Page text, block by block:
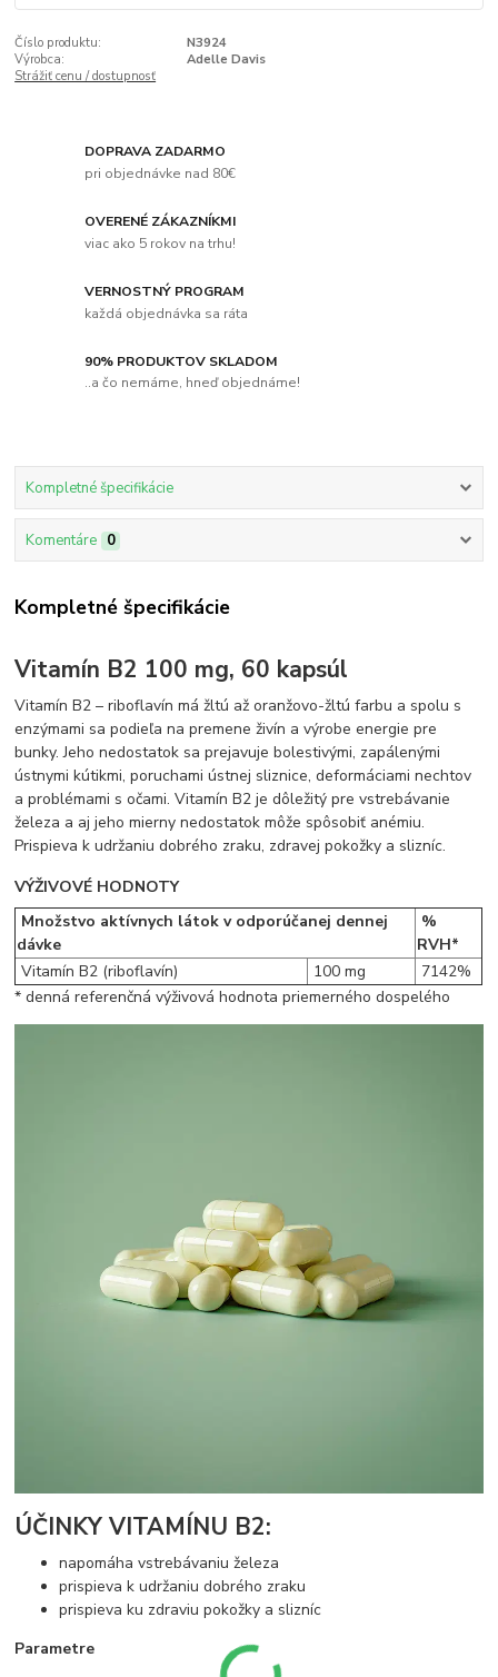
Číslo produktu:
N3924
Výrobca:
Adelle Davis
Strážiť cenu / dostupnosť
DOPRAVA ZADARMO
pri objednávke nad 80€
OVERENÉ ZÁKAZNÍKMI
viac ako 5 rokov na trhu!
VERNOSTNÝ PROGRAM
každá objednávka sa ráta
90% PRODUKTOV SKLADOM
..a čo nemáme, hneď objednáme!
Kompletné špecifikácie
Komentáre 0
Kompletné špecifikácie
Vitamín B2 100 mg, 60 kapsúl
Vitamín B2 – riboflavín má žltú až oranžovo-žltú farbu a spolu s
enzýmami sa podieľa na premene živín a výrobe energie pre
bunky. Jeho nedostatok sa prejavuje bolestivými, zapálenými
ústnymi kútikmi, poruchami ústnej sliznice, deformáciami nechtov
a problémami s očami. Vitamín B2 je dôležitý pre vstrebávanie
železa a aj jeho mierny nedostatok môže spôsobiť anémiu.
Prispieva k udržaniu dobrého zraku, zdravej pokožky a slizníc.
VÝŽIVOVÉ HODNOTY
Množstvo aktívnych látok v odporúčanej dennej
dávke
%
RVH*
Vitamín B2 (riboflavín)
100 mg
7142%
* denná referenčná výživová hodnota priemerného dospelého
ÚČINKY VITAMÍNU B2:
napomáha vstrebávaniu železa
prispieva k udržaniu dobrého zraku
prispieva ku zdraviu pokožky a slizníc
Parametre